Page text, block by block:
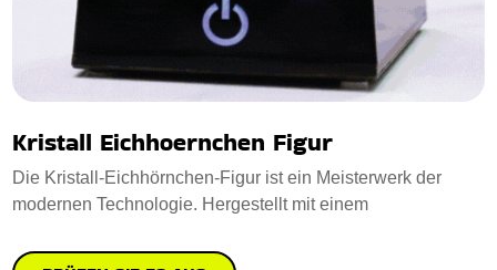
Kristall Eichhoernchen Figur
Die Kristall-Eichhörnchen-Figur ist ein Meisterwerk der
modernen Technologie. Hergestellt mit einem